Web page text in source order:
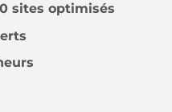
sites optimisés